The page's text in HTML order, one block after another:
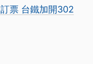
票 台鐵加開302